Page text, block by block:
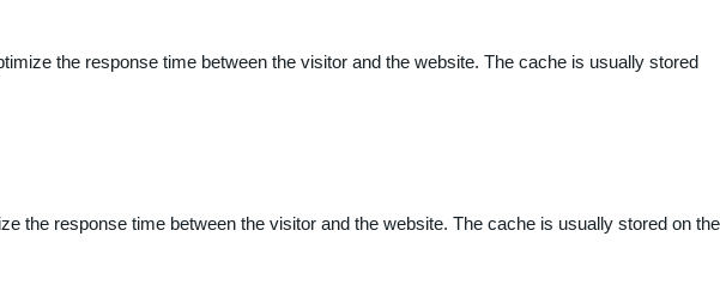
the response time between the visitor and the website. The cache is usually stored
the response time between the visitor and the website. The cache is usually stored on the